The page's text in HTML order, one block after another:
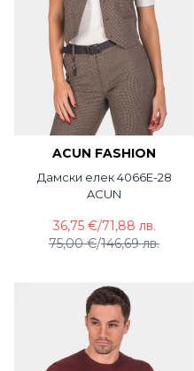
ACUN FASHION
Дамски елек 4066E-28
ACUN
75,00 €/146,69 лв.
36,75 €/71,88 лв.